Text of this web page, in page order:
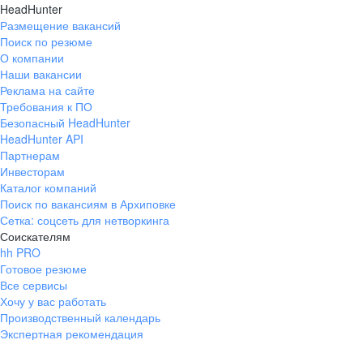
HeadHunter
Размещение вакансий
Поиск по резюме
О компании
Наши вакансии
Реклама на сайте
Требования к ПО
Безопасный HeadHunter
HeadHunter API
Партнерам
Инвесторам
Каталог компаний
Поиск по вакансиям в Архиповке
Сетка: соцсеть для нетворкинга
Соискателям
hh PRO
Готовое резюме
Все сервисы
Хочу у вас работать
Производственный календарь
Экспертная рекомендация